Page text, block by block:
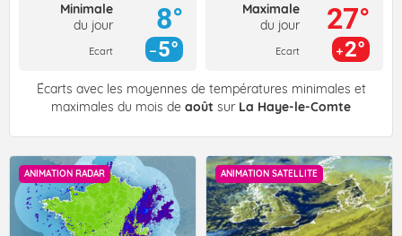
Minimale
du jour
Ecart
8°
5°
Maximale
du jour
Ecart
27°
2°
Écarts avec les moyennes de températures minimales et
maximales du mois de août sur La Haye-le-Comte
ANIMATION RADAR ANIMATION SATELLITE